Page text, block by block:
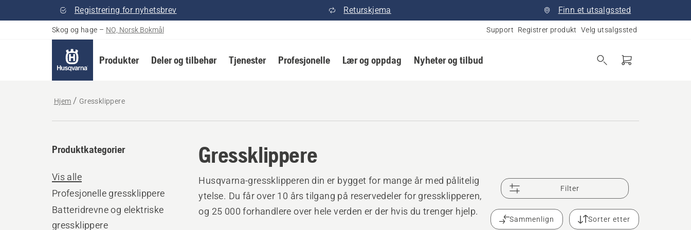
Registrering for nyhetsbrev Returskjema Finn et utsalgssted
Skog og hage – NO, Norsk Bokmål Support Registrer produkt Velg utsalgssted
Produkter Deler og tilbehør Tjenester Profesjonelle Lær og oppdag Nyheter og tilbud
Hjem Gressklippere
Gressklippere
Produktkategorier
Vis alle
Profesjonelle gressklippere
Batteridrevne og elektriske
gressklippere
Husqvarna-gressklipperen din er bygget for mange år med pålitelig
ytelse. Du får over 10 års tilgang på reservedeler for gressklipperen,
og 25 000 forhandlere over hele verden er der hvis du trenger hjelp.
Filter
Sammenlign Sorter etter